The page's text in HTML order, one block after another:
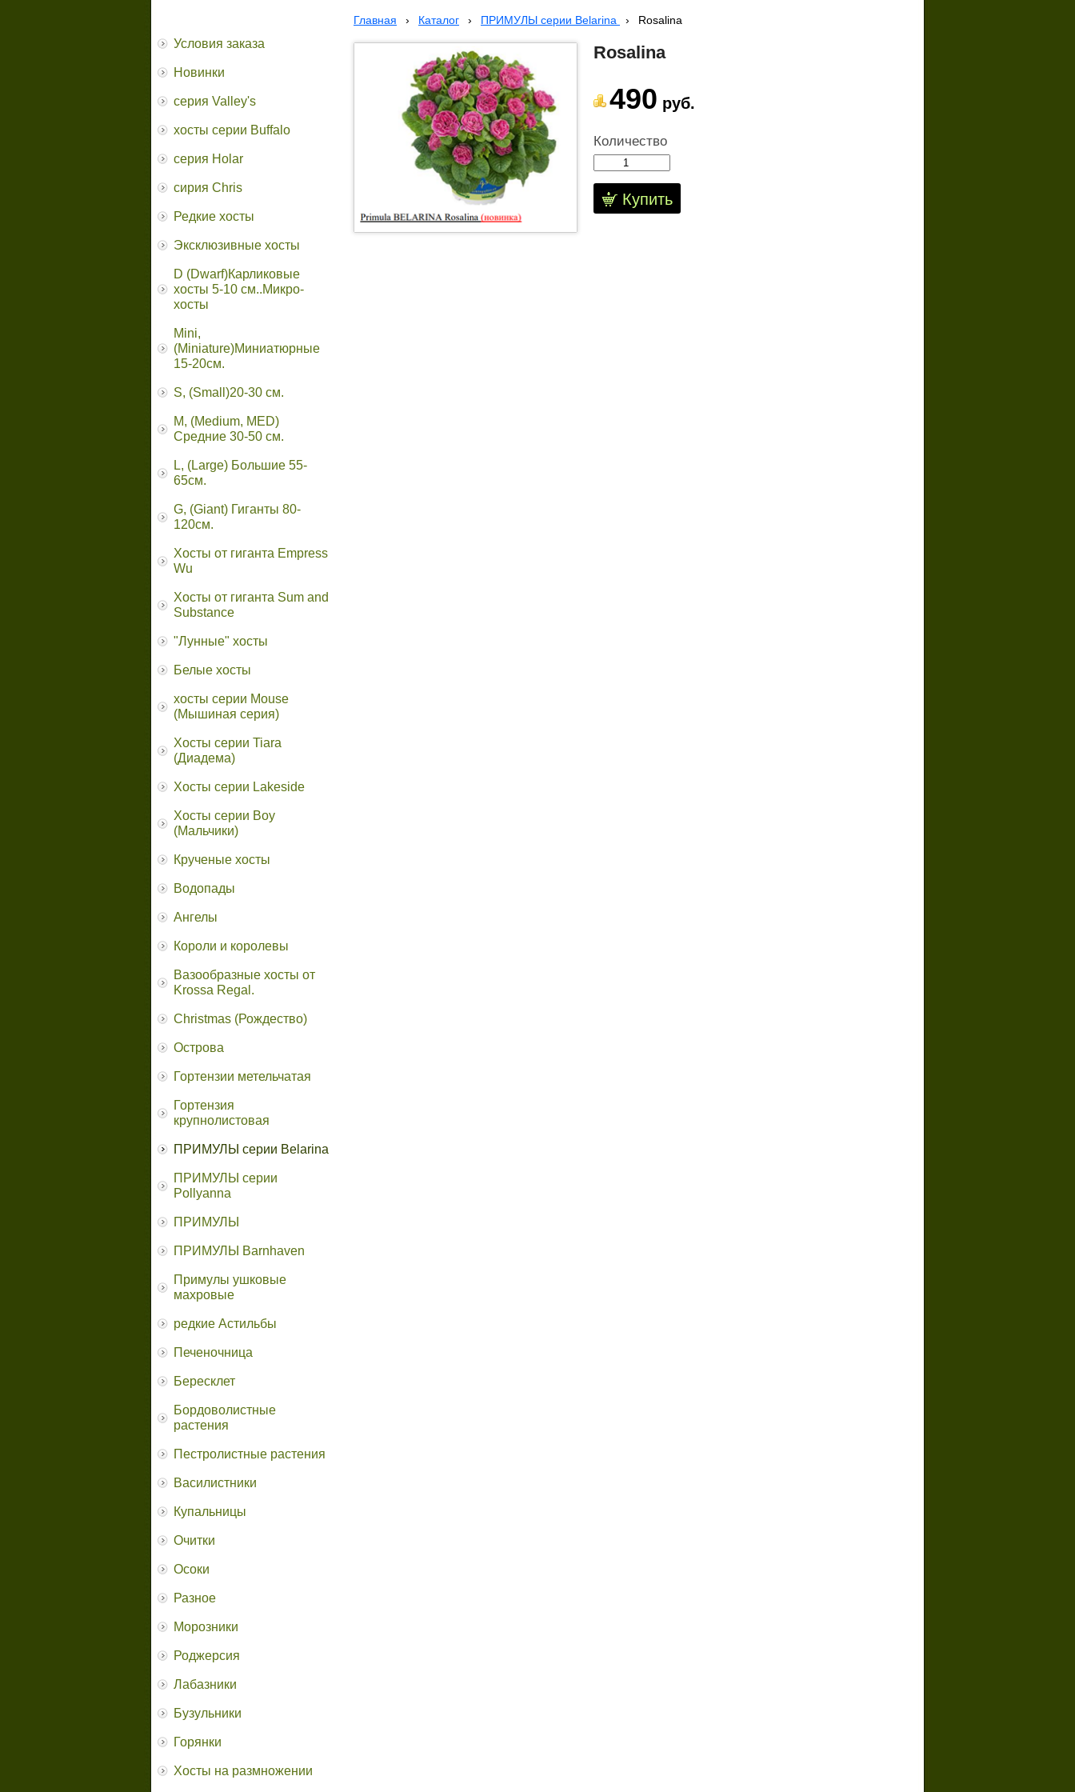
Условия заказа
Новинки
серия Valley's
хосты серии Buffalo
серия Holar
сирия Chris
Редкие хосты
Эксклюзивные хосты
D (Dwarf)Карликовые
хосты 5-10 см..Микро-
хосты
Mini,
(Miniature)Миниатюрные
15-20см.
S, (Small)20-30 см.
M, (Medium, MED)
Средние 30-50 см.
L, (Large) Большие 55-
65cм.
G, (Giant) Гиганты 80-
120см.
Хосты от гиганта Empress
Wu
Хосты от гиганта Sum and
Substance
"Лунные" хосты
Белые хосты
хосты серии Mouse
(Мышиная серия)
Хосты серии Tiara
(Диадема)
Хосты серии Lakeside
Хосты серии Boy
(Мальчики)
Крученые хосты
Водопады
Ангелы
Короли и королевы
Вазообразные хосты от
Krossa Regal.
Christmas (Рождество)
Острова
Гортензии метельчатая
Гортензия
крупнолистовая
ПРИМУЛЫ серии Belarina
ПРИМУЛЫ серии
Pollyanna
ПРИМУЛЫ
ПРИМУЛЫ Barnhaven
Примулы ушковые
махровые
редкие Астильбы
Печеночница
Бересклет
Бордоволистные
растения
Пестролистные растения
Василистники
Купальницы
Очитки
Осоки
Разное
Морозники
Роджерсия
Лабазники
Бузульники
Горянки
Хосты на размножении
Главная › Каталог › ПРИМУЛЫ серии Belarina › Rosalina
Rosalina
490 руб.
Количество
Купить